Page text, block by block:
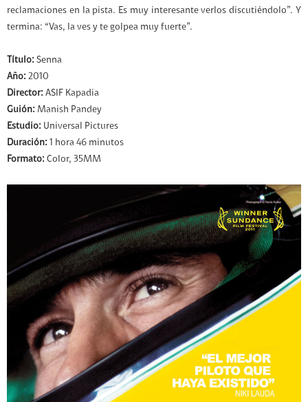
reclamaciones en la pista. Es muy interesante verlos discutiéndolo”. Y
termina: “Vas, la ves y te golpea muy fuerte”.
Título: Senna
Año: 2010
Director: ASIF Kapadia
Guión: Manish Pandey
Estudio: Universal Pictures
Duración: 1 hora 46 minutos
Formato: Color, 35MM